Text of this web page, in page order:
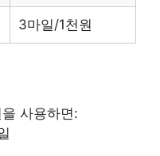
3마일/1천원
사용하면: